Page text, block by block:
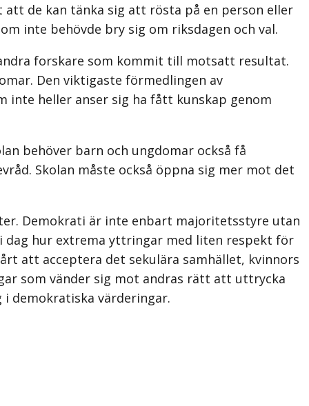
de kan tänka sig att rösta på en person eller
inte behövde bry sig om riksdagen och val.
forskare som kommit till motsatt resultat.
Den viktigaste förmedlingen av
inte heller anser sig ha fått kunskap genom
behöver barn och ungdomar också få
Skolan måste också öppna sig mer mot det
Demokrati är inte enbart majoritetsstyre utan
dag hur extrema yttringar med liten respekt för
att acceptera det sekulära samhället, kvinnors
som vänder sig mot andras rätt att uttrycka
demokratiska värderingar.